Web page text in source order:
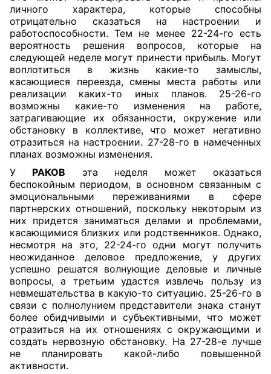
личного характера, которые способны
отрицательно сказаться на настроении и
работоспособности. Тем не менее 22-24-го есть
вероятность решения вопросов, которые на
следующей неделе могут принести прибыль. Могут
воплотиться в жизнь какие-то замыслы,
касающиеся переезда, смены места работы или
реализации каких-то иных планов. 25-26-го
возможны какие-то изменения на работе,
затрагивающие их обязанности, окружение или
обстановку в коллективе, что может негативно
отразиться на настроении. 27-28-го в намеченных
планах возможны изменения.
У РАКОВ эта неделя может оказаться
беспокойным периодом, в основном связанным с
эмоциональными переживаниями в сфере
партнерских отношений, поскольку некоторым из
них придется заниматься делами и проблемами,
касающимися близких или родственников. Однако,
несмотря на это, 22-24-го одни могут получить
неожиданное деловое предложение, у других
успешно решатся волнующие деловые и личные
вопросы, а третьим удастся извлечь пользу из
невмешательства в какую-то ситуацию. 25-26-го в
связи с полнолунием представители знака станут
более обидчивыми и субъективными, что может
отразиться на их отношениях с окружающими и
создать нервозную обстановку. На 27-28-е лучше
не планировать какой-либо повышенной
активности.